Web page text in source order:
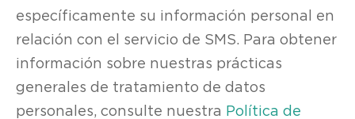
específicamente su información personal en
relación con el servicio de SMS. Para obtener
información sobre nuestras prácticas
generales de tratamiento de datos
personales, consulte nuestra Política de